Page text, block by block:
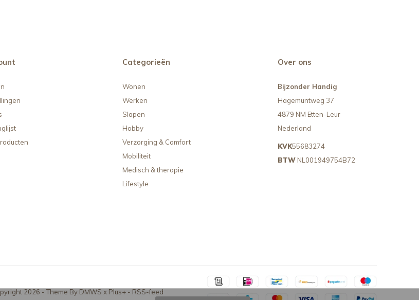
Categorieën
Wonen
Werken
Slapen
Hobby
Verzorging & Comfort
Mobiliteit
Medisch & therapie
Lifestyle
Over ons
Bijzonder Handig
Hagemuntweg 37
4879 NM Etten-Leur
Nederland
KVK55683274
BTW NL001949754B72
2026 - Theme By DMWS x Plus+ - RSS-feed